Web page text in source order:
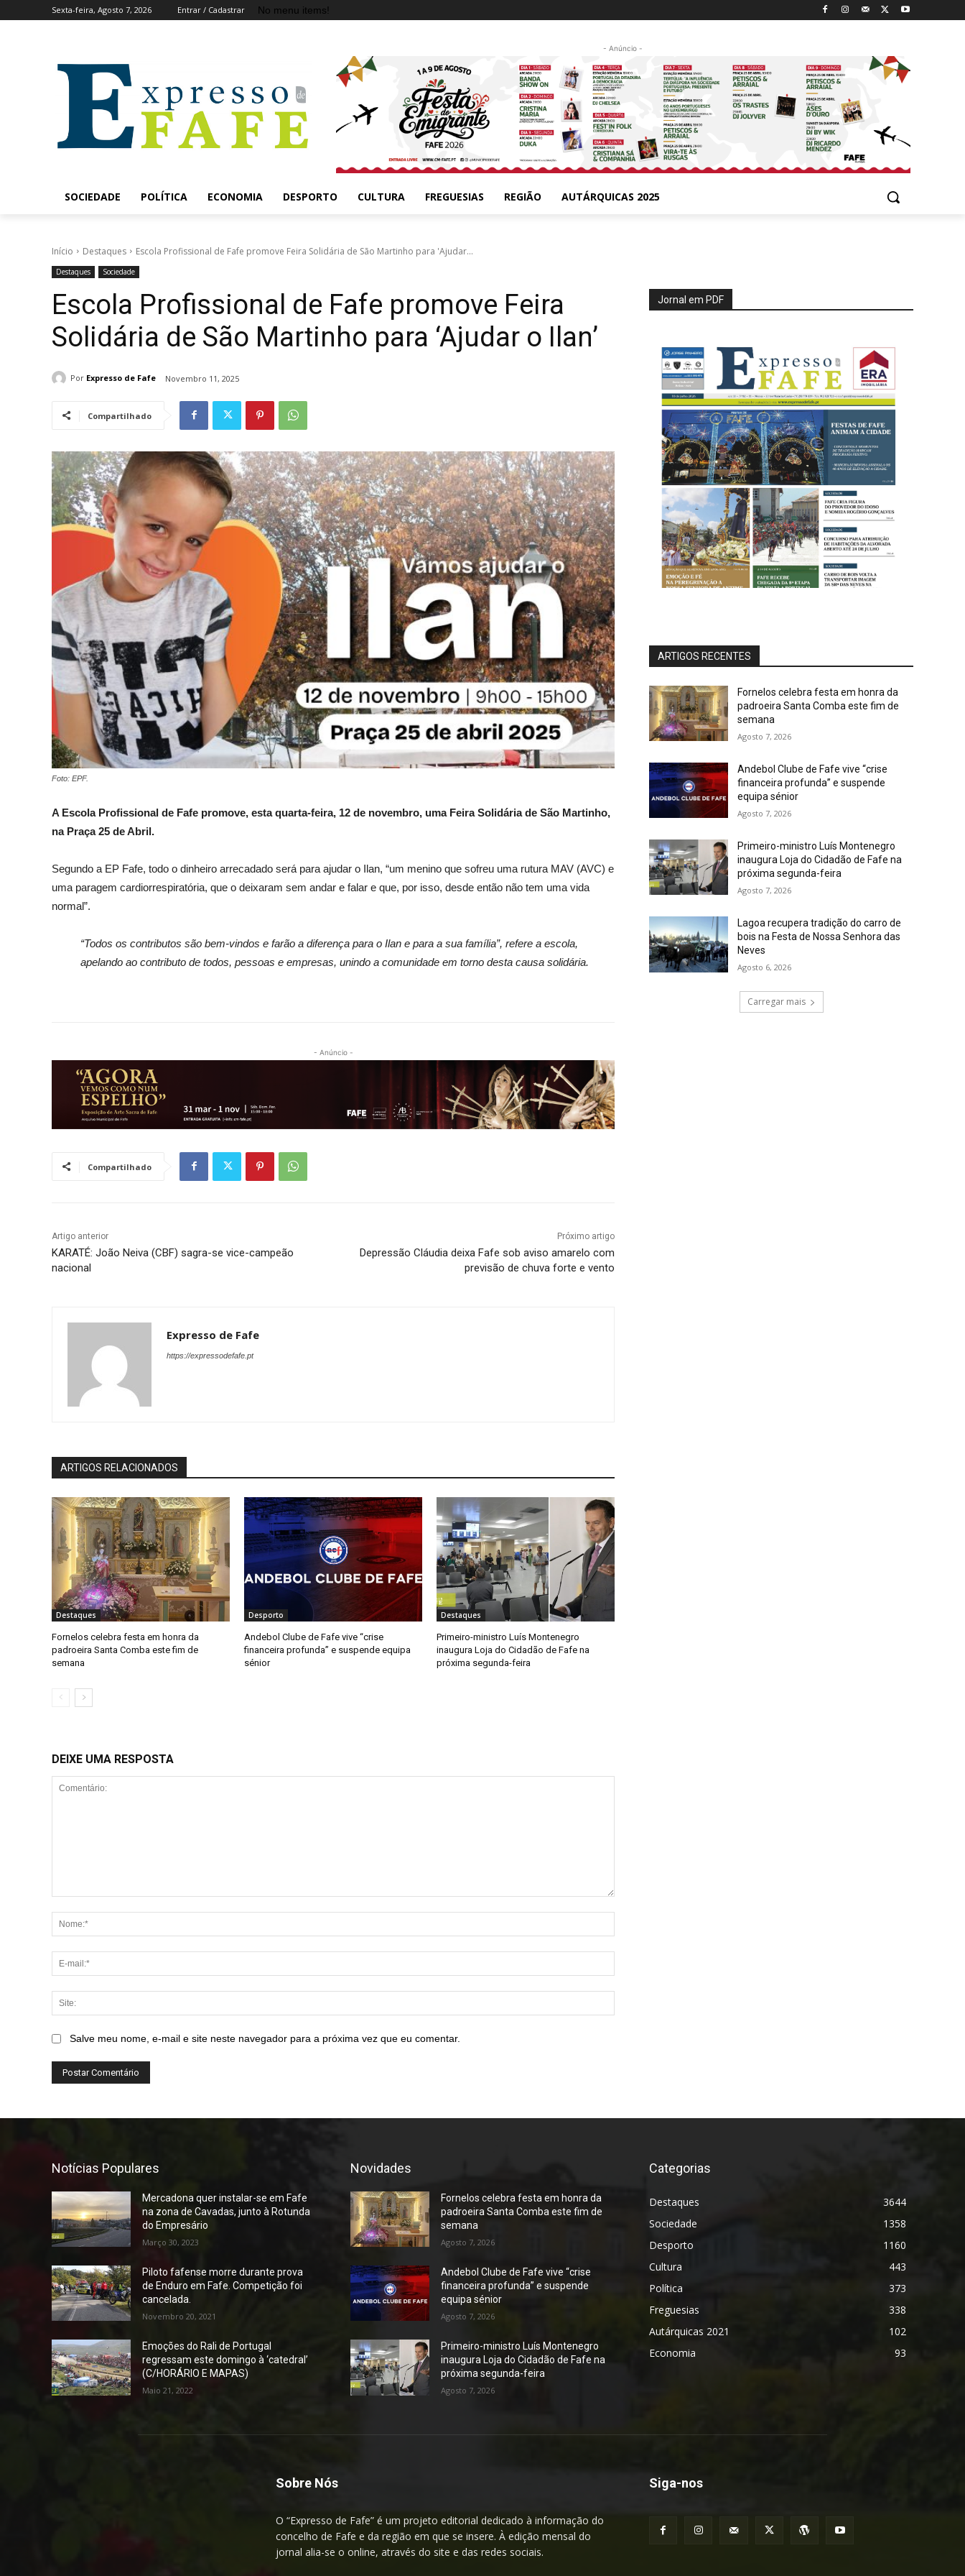
Sexta-feira, Agosto 7, 2026 Entrar / Cadastrar No menu items!
- Anúncio -
SOCIEDADE POLÍTICA ECONOMIA DESPORTO CULTURA FREGUESIAS REGIÃO AUTÁRQUICAS 2025
Início Destaques Escola Profissional de Fafe promove Feira Solidária de São Martinho para 'Ajudar...
Destaques Sociedade
Escola Profissional de Fafe promove Feira
Solidária de São Martinho para ‘Ajudar o Ilan’
Por Expresso de Fafe Novembro 11, 2025
Compartilhado
Foto: EPF.
A Escola Profissional de Fafe promove, esta quarta-feira, 12 de novembro, uma Feira Solidária de São Martinho,
na Praça 25 de Abril.
Segundo a EP Fafe, todo o dinheiro arrecadado será para ajudar o Ilan, “um menino que sofreu uma rutura MAV (AVC) e
uma paragem cardiorrespiratória, que o deixaram sem andar e falar e que, por isso, desde então não tem uma vida
normal”.
“Todos os contributos são bem-vindos e farão a diferença para o Ilan e para a sua família”, refere a escola,
apelando ao contributo de todos, pessoas e empresas, unindo a comunidade em torno desta causa solidária.
- Anúncio -
Compartilhado
Artigo anterior
KARATÉ: João Neiva (CBF) sagra-se vice-campeão
nacional
Próximo artigo
Depressão Cláudia deixa Fafe sob aviso amarelo com
previsão de chuva forte e vento
Expresso de Fafe
https://expressodefafe.pt
ARTIGOS RELACIONADOS
Destaques
Fornelos celebra festa em honra da
padroeira Santa Comba este fim de
semana
Desporto
Andebol Clube de Fafe vive “crise
financeira profunda” e suspende equipa
sénior
Destaques
Primeiro-ministro Luís Montenegro
inaugura Loja do Cidadão de Fafe na
próxima segunda-feira
DEIXE UMA RESPOSTA
Salve meu nome, e-mail e site neste navegador para a próxima vez que eu comentar.
Jornal em PDF
ARTIGOS RECENTES
Fornelos celebra festa em honra da
padroeira Santa Comba este fim de
semana
Agosto 7, 2026
Andebol Clube de Fafe vive “crise
financeira profunda” e suspende
equipa sénior
Agosto 7, 2026
Primeiro-ministro Luís Montenegro
inaugura Loja do Cidadão de Fafe na
próxima segunda-feira
Agosto 7, 2026
Lagoa recupera tradição do carro de
bois na Festa de Nossa Senhora das
Neves
Agosto 6, 2026
Carregar mais
Notícias Populares
Mercadona quer instalar-se em Fafe
na zona de Cavadas, junto à Rotunda
do Empresário
Março 30, 2023
Piloto fafense morre durante prova
de Enduro em Fafe. Competição foi
cancelada.
Novembro 20, 2021
Emoções do Rali de Portugal
regressam este domingo à ‘catedral’
(C/HORÁRIO E MAPAS)
Maio 21, 2022
Novidades
Fornelos celebra festa em honra da
padroeira Santa Comba este fim de
semana
Agosto 7, 2026
Andebol Clube de Fafe vive “crise
financeira profunda” e suspende
equipa sénior
Agosto 7, 2026
Primeiro-ministro Luís Montenegro
inaugura Loja do Cidadão de Fafe na
próxima segunda-feira
Agosto 7, 2026
Categorias
Destaques
3644
Sociedade
1358
Desporto
1160
Cultura
443
Política
373
Freguesias
338
Autárquicas 2021
102
Economia
93
Sobre Nós
O “Expresso de Fafe” é um projeto editorial dedicado à informação do
concelho de Fafe e da região em que se insere. À edição mensal do
jornal alia-se o online, através do site e das redes sociais.
Siga-nos